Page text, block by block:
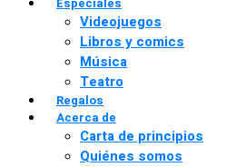
Videojuegos
Libros y comics
Música
Teatro
Regalos
Acerca de
Carta de principios
Quiénes somos